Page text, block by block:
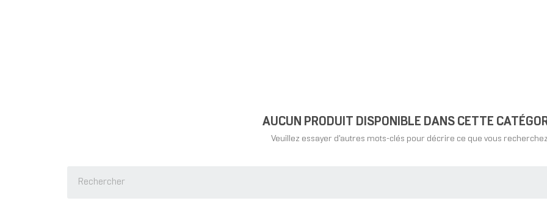
AUCUN PRODUIT DISPONIBLE DANS CETTE
Veuillez essayer d'autres mots-clés pour décrire ce que vous